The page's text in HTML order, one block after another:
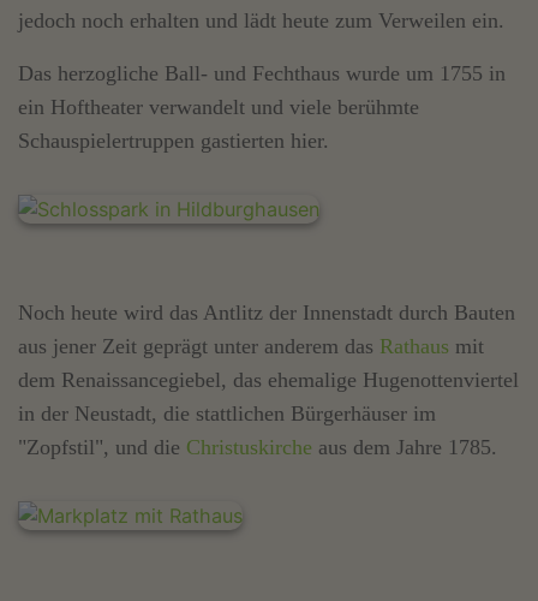
jedoch noch erhalten und lädt heute zum Verweilen ein.
Das herzogliche Ball- und Fechthaus wurde um 1755 in
ein Hoftheater verwandelt und viele berühmte
Schauspielertruppen gastierten hier.
Noch heute wird das Antlitz der Innenstadt durch Bauten
aus jener Zeit geprägt unter anderem das Rathaus mit
dem Renaissancegiebel, das ehemalige Hugenottenviertel
in der Neustadt, die stattlichen Bürgerhäuser im
"Zopfstil", und die Christuskirche aus dem Jahre 1785.